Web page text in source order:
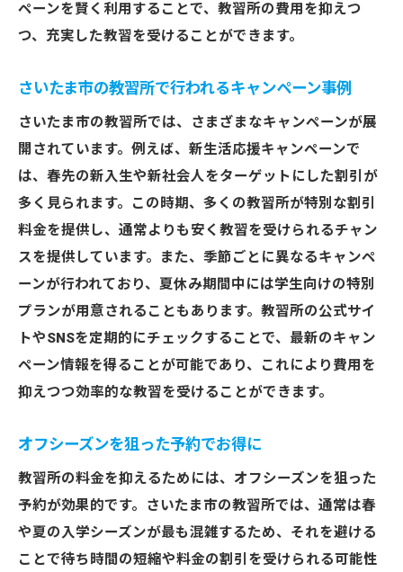
ペーンを賢く利用することで、教習所の費用を抑えつ
つ、充実した教習を受けることができます。
さいたま市の教習所で行われるキャンペーン事例
さいたま市の教習所では、さまざまなキャンペーンが展
開されています。例えば、新生活応援キャンペーンで
は、春先の新入生や新社会人をターゲットにした割引が
多く見られます。この時期、多くの教習所が特別な割引
料金を提供し、通常よりも安く教習を受けられるチャン
スを提供しています。また、季節ごとに異なるキャンペ
ーンが行われており、夏休み期間中には学生向けの特別
プランが用意されることもあります。教習所の公式サイ
トやSNSを定期的にチェックすることで、最新のキャン
ペーン情報を得ることが可能であり、これにより費用を
抑えつつ効率的な教習を受けることができます。
オフシーズンを狙った予約でお得に
教習所の料金を抑えるためには、オフシーズンを狙った
予約が効果的です。さいたま市の教習所では、通常は春
や夏の入学シーズンが最も混雑するため、それを避ける
ことで待ち時間の短縮や料金の割引を受けられる可能性